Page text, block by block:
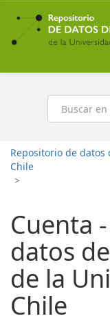
Ir
contenido
principal
Buscar
Repositorio de
Chile
>
Cuenta
datos
de la
Chile